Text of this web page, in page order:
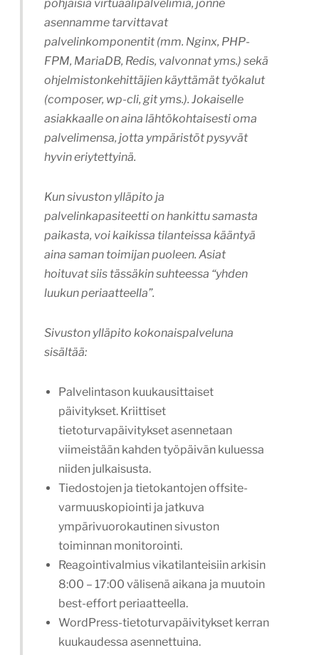
pohjaisia virtuaalipalvelimia, jonne
asennamme tarvittavat
palvelinkomponentit (mm. Nginx, PHP-
FPM, MariaDB, Redis, valvonnat yms.) sekä
ohjelmistonkehittäjien käyttämät työkalut
(composer, wp-cli, git yms.). Jokaiselle
asiakkaalle on aina lähtökohtaisesti oma
palvelimensa, jotta ympäristöt pysyvät
hyvin eriytettyinä.
Kun sivuston ylläpito ja
palvelinkapasiteetti on hankittu samasta
paikasta, voi kaikissa tilanteissa kääntyä
aina saman toimijan puoleen. Asiat
hoituvat siis tässäkin suhteessa “yhden
luukun periaatteella”.
Sivuston ylläpito kokonaispalveluna
sisältää:
Palvelintason kuukausittaiset
päivitykset. Kriittiset
tietoturvapäivitykset asennetaan
viimeistään kahden työpäivän kuluessa
niiden julkaisusta.
Tiedostojen ja tietokantojen offsite-
varmuuskopiointi ja jatkuva
ympärivuorokautinen sivuston
toiminnan monitorointi.
Reagointivalmius vikatilanteisiin arkisin
8:00 – 17:00 välisenä aikana ja muutoin
best-effort periaatteella.
WordPress-tietoturvapäivitykset kerran
kuukaudessa asennettuina.